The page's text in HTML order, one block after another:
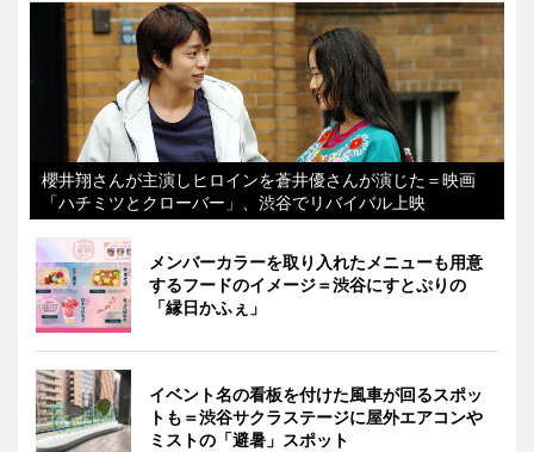
櫻井翔さんが主演しヒロインを蒼井優さんが演じた＝映画
「ハチミツとクローバー」、渋谷でリバイバル上映
メンバーカラーを取り入れたメニューも用意
するフードのイメージ＝渋谷にすとぷりの
「縁日かふぇ」
イベント名の看板を付けた風車が回るスポッ
トも＝渋谷サクラステージに屋外エアコンや
ミストの「避暑」スポット